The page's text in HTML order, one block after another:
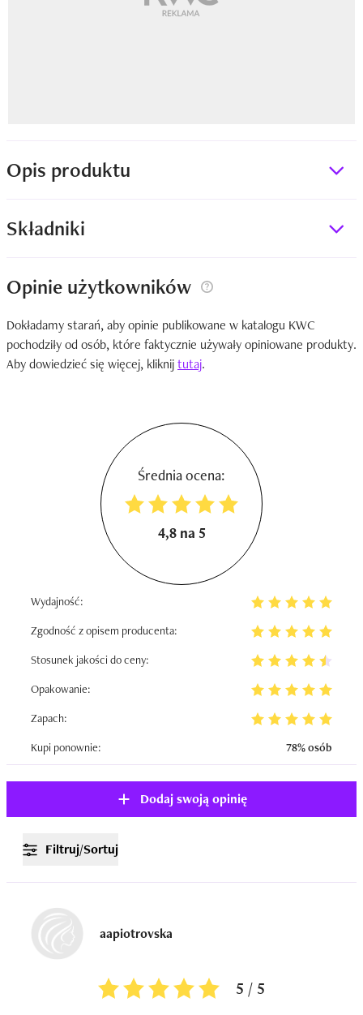
Opis produktu
Składniki
Opinie użytkowników
Dokładamy starań, aby opinie publikowane w katalogu KWC
pochodziły od osób, które faktycznie używały opiniowane produkty.
Aby dowiedzieć się więcej, kliknijtutaj.
Średnia ocena:
4,8 na 5
Wydajność:
Zgodność z opisem producenta:
Stosunek jakości do ceny:
Opakowanie:
Zapach:
Kupi ponownie:
78% osób
Dodaj swoją opinię
Filtruj/Sortuj
aapiotrovska
5 / 5